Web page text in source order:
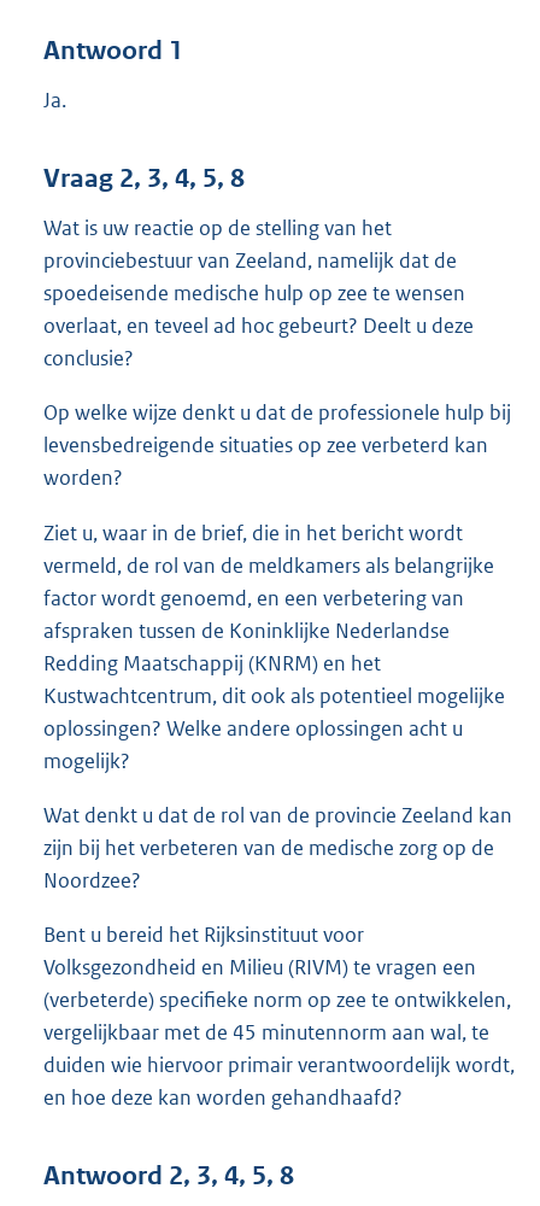
Antwoord 1
Ja.
Vraag 2, 3, 4, 5, 8
Wat is uw reactie op de stelling van het
provinciebestuur van Zeeland, namelijk dat de
spoedeisende medische hulp op zee te wensen
overlaat, en teveel ad hoc gebeurt? Deelt u deze
conclusie?
Op welke wijze denkt u dat de professionele hulp bij
levensbedreigende situaties op zee verbeterd kan
worden?
Ziet u, waar in de brief, die in het bericht wordt
vermeld, de rol van de meldkamers als belangrijke
factor wordt genoemd, en een verbetering van
afspraken tussen de Koninklijke Nederlandse
Redding Maatschappij (KNRM) en het
Kustwachtcentrum, dit ook als potentieel mogelijke
oplossingen? Welke andere oplossingen acht u
mogelijk?
Wat denkt u dat de rol van de provincie Zeeland kan
zijn bij het verbeteren van de medische zorg op de
Noordzee?
Bent u bereid het Rijksinstituut voor
Volksgezondheid en Milieu (RIVM) te vragen een
(verbeterde) specifieke norm op zee te ontwikkelen,
vergelijkbaar met de 45 minutennorm aan wal, te
duiden wie hiervoor primair verantwoordelijk wordt,
en hoe deze kan worden gehandhaafd?
Antwoord 2, 3, 4, 5, 8